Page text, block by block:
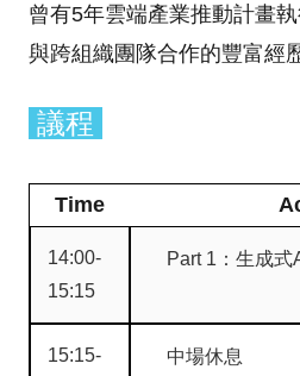
曾有5年雲端產業推動計畫
與跨組織團隊合作的豐富經
議程
Time
14:00-
15:15
Part 1：生成式
15:15-
中場休息